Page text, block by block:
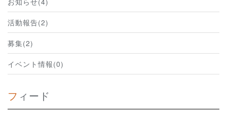
活動報告(2)
募集(2)
イベント情報(0)
フィード